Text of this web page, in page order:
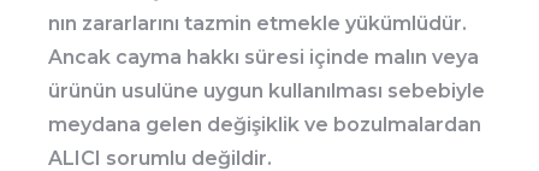
nın zararlarını tazmin etmekle yükümlüdür.
Ancak cayma hakkı süresi içinde malın veya
ürünün usulüne uygun kullanılması sebebiyle
meydana gelen değişiklik ve bozulmalardan
ALICI sorumlu değildir.